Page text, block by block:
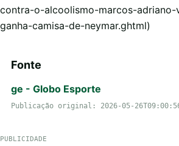
contra-o-alcoolismo-marcos-
ganha-camisa-de-neymar.ghtml)
Fonte
ge - Globo Esporte
Publicação original: 2026-05-
PUBLICIDADE